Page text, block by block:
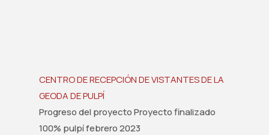
CENTRO DE RECEPCIÓN DE VISTANTES DE LA
GEODA DE PULPÍ
Progreso del proyecto Proyecto finalizado
100% pulpí febrero 2023